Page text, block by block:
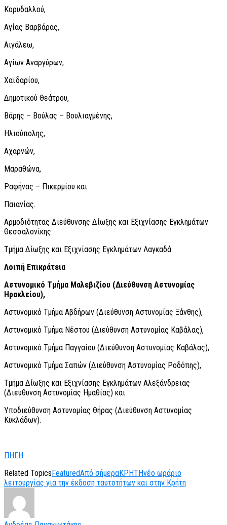
Κορυδαλλού,
Αγίας Βαρβάρας,
Αιγάλεω,
Αγίων Αναργύρων,
Χαϊδαρίου,
Δημοτικού Θεάτρου,
Βάρης – Βούλας – Βουλιαγμένης,
Ηλιούπολης,
Αχαρνών,
Μαραθώνα,
Ραφήνας – Πικερμίου και
Παιανίας.
Αρμοδιότητας Διεύθυνσης Δίωξης και Εξιχνίασης Εγκλημάτων
Θεσσαλονίκης
Τμήμα Δίωξης και Εξιχνίασης Εγκλημάτων Λαγκαδά
Λοιπή Επικράτεια
Αστυνομικό Τμήμα Μαλεβιζίου (Διεύθυνση Αστυνομίας
Ηρακλείου),
Αστυνομικό Τμήμα Αβδήρων (Διεύθυνση Αστυνομίας Ξάνθης),
Αστυνομικό Τμήμα Νέστου (Διεύθυνση Αστυνομίας Καβάλας),
Αστυνομικό Τμήμα Παγγαίου (Διεύθυνση Αστυνομίας Καβάλας),
Αστυνομικό Τμήμα Σαπών (Διεύθυνση Αστυνομίας Ροδόπης),
Τμήμα Δίωξης και Εξιχνίασης Εγκλημάτων Αλεξάνδρειας
(Διεύθυνση Αστυνομίας Ημαθίας) και
Υποδιεύθυνση Αστυνομίας Θήρας (Διεύθυνση Αστυνομίας
Κυκλάδων).
ΠΗΓΗ
Related Topics FeaturedΑπό σήμεραΚΡΗΤΗνέο ωράριο
λειτουργίας για την έκδοση ταυτοτήτων και στην Κρήτη